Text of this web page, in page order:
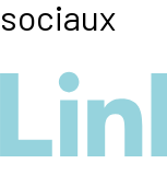
sociaux